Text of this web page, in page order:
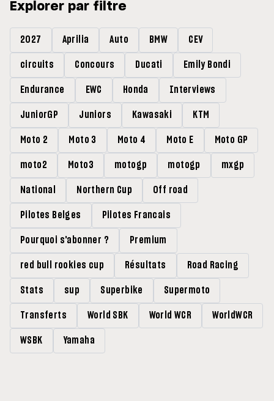
Explorer par filtre
2027 Aprilia Auto BMW CEV
circuits Concours Ducati Emily Bondi
Endurance EWC Honda Interviews
JuniorGP Juniors Kawasaki KTM
Moto 2 Moto 3 Moto 4 Moto E Moto GP
moto2 Moto3 motogp motogp mxgp
National Northern Cup Off road
Pilotes Belges Pilotes Francais
Pourquoi s'abonner ? Premium
red bull rookies cup Résultats Road Racing
Stats sup Superbike Supermoto
Transferts World SBK World WCR WorldWCR
WSBK Yamaha